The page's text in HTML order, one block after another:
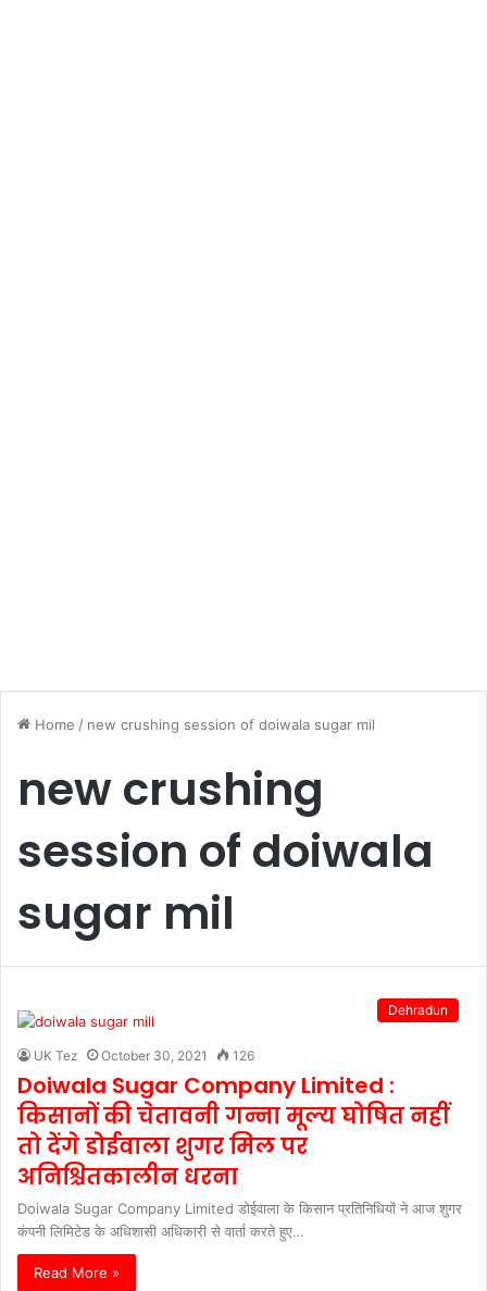
Home / new crushing session of doiwala sugar mil
new crushing
session of doiwala
sugar mil
Dehradun
UK Tez October 30, 2021 126
Doiwala Sugar Company Limited :
किसानों की चेतावनी गन्ना मूल्य घोषित नहीं
तो देंगे डोईवाला शुगर मिल पर
अनिश्चितकालीन धरना
Doiwala Sugar Company Limited डोईवाला के किसान प्रतिनिधियों ने आज शुगर
कंपनी लिमिटेड के अधिशासी अधिकारी से वार्ता करते हुए…
Read More »